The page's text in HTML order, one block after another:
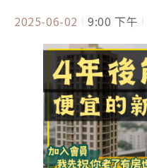
2025-06-02 9:00 下午